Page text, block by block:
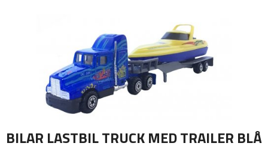
BILAR LASTBIL TRUCK MED TRAILER BLÅ